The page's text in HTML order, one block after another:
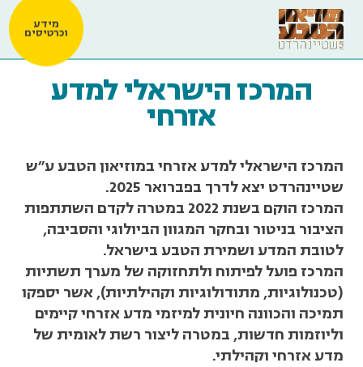
מידע
וכרטיסים
המרכז הישראלי למדע
אזרחי
המרכז הישראלי למדע אזרחי במוזיאון הטבע ע"ש
שטיינהרדט יצא לדרך בפברואר 2025.
המרכז הוקם בשנת 2022 במטרה לקדם השתתפות
הציבור בניטור ובחקר המגוון הביולוגי והסביבה,
לטובת המדע ושמירת הטבע בישראל.
המרכז פועל לפיתוח ולתחזוקה של מערך תשתיות
(טכנולוגיות, מתודולוגיות וקהילתיות), אשר יספקו
תמיכה והכוונה חיונית למיזמי מדע אזרחי קיימים
וליוזמות חדשות, במטרה ליצור רשת לאומית של
מדע אזרחי וקהילתי.